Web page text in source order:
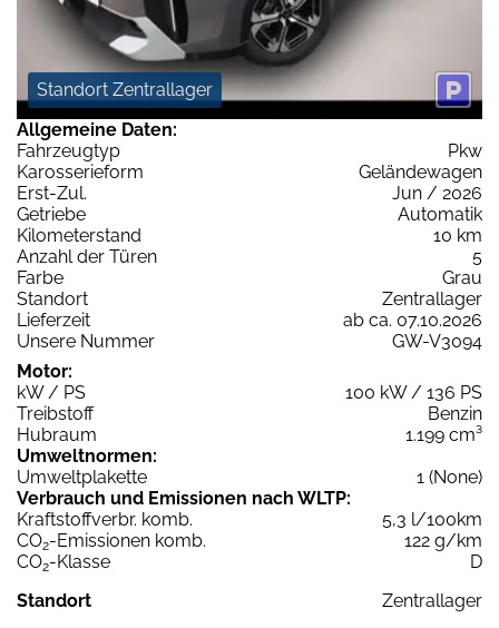
Standort Zentrallager
Allgemeine Daten:
Fahrzeugtyp
Pkw
Karosserieform
Geländewagen
Erst-Zul.
Jun / 2026
Getriebe
Automatik
Kilometerstand
10 km
Anzahl der Türen
5
Farbe
Grau
Standort
Zentrallager
Lieferzeit
ab ca. 07.10.2026
Unsere Nummer
GW-V3094
Motor:
kW / PS
100 kW / 136 PS
Treibstoff
Benzin
Hubraum
1.199 cm³
Umweltnormen:
Umweltplakette
1 (None)
Verbrauch und Emissionen nach WLTP:
Kraftstoffverbr. komb.
5,3 l/100km
CO2-Emissionen komb.
122 g/km
CO2-Klasse
D
Standort
Zentrallager